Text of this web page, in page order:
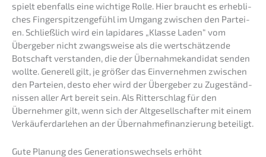
spielt ebenfalls eine wichti­ge Rolle. Hier braucht es erheb­li­
ches Finger­spit­zen­ge­fühl im Umgang zwischen den Partei­
en. Schließ­lich wird ein lapida­res „Klasse Laden“ vom
Überge­ber nicht zwangs­wei­se als die wertschät­zen­de
Botschaft verstan­den, die der Übernah­me­kan­di­dat senden
wollte. Generell gilt, je größer das Einver­neh­men zwischen
den Partei­en, desto eher wird der Überge­ber zu Zugeständ­
nis­sen aller Art bereit sein. Als Ritter­schlag für den
Überneh­mer gilt, wenn sich der Altge­sell­schaf­ter mit einem
Verkäu­fer­dar­le­hen an der Übernah­me­fi­nan­zie­rung beteiligt.
Gute Planung des Genera­ti­ons­wech­sels erhöht